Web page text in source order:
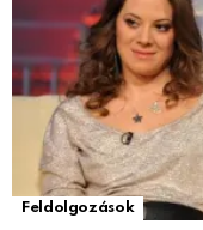
Feldolgozások